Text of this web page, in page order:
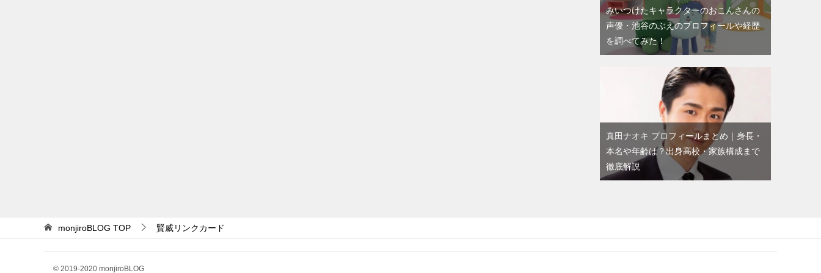
みいつけたキャラクターのおこんさんの
声優・池谷のぶえのプロフィールや経歴
を調べてみた！
真田ナオキ プロフィールまとめ｜身長・
本名や年齢は？出身高校・家族構成まで
徹底解説
monjiroBLOG TOP 賢威リンクカード
© 2019-2020 monjiroBLOG